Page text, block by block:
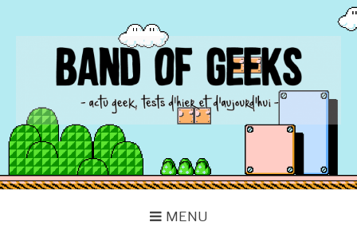
BAND OF GEEKS
Actu Geek d'hier et d'aujourd'hui
MENU